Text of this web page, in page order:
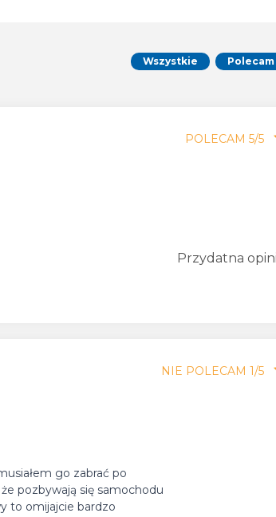
Wszystkie Polecam
POLECAM 5/5
Przydatna
NIE POLECAM 1/5
go zabrać po
pozbywają się samochodu
to omijajcie bardzo